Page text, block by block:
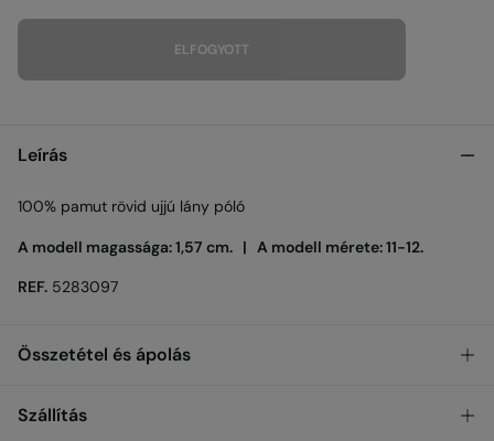
ELFOGYOTT
Leírás
100% pamut rövid ujjú lány póló
A modell magassága: 1,57 cm. | A modell mérete: 11-12.
REF. 5283097
Összetétel és ápolás
Összetétel
Szállítás